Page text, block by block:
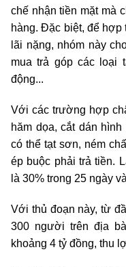
chế nhận tiền mặt mà
hàng. Đặc biệt, để hợp
lãi nặng, nhóm này
mua trả góp các loại
động...
Với các trường hợp
hăm dọa, cắt dán
có thể tạt sơn, ném
ép buộc phải trả tiền.
là 30% trong 25 ngày
Với thủ đoạn này, từ
300 người trên địa
khoảng 4 tỷ đồng, thu